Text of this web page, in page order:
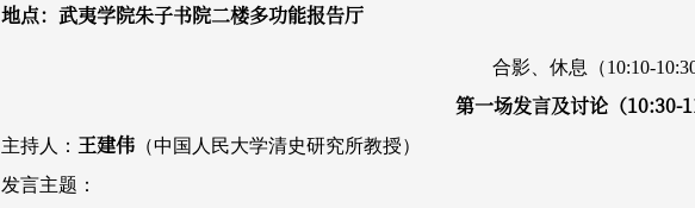
地点：武夷学院朱子书院二楼多功能报告厅
合影、休息（10:10-
第一场发言及讨论（10:30-
主持人： 王建伟 （中国人民大学清史研究所教授）
发言主题：